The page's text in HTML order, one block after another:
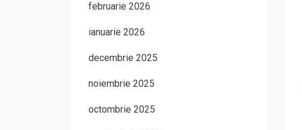
februarie 2026
ianuarie 2026
decembrie 2025
noiembrie 2025
octombrie 2025